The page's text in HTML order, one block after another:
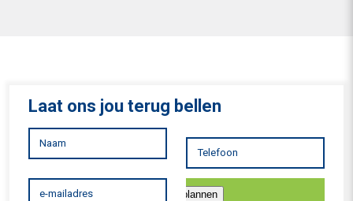
Laat ons jou terug bellen
Inplannen